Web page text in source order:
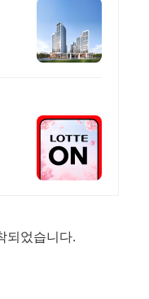
되었습니다.